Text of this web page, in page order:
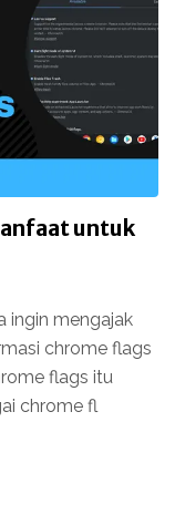
untuk
ingin mengajak
chrome flags
flags itu
chrome fl